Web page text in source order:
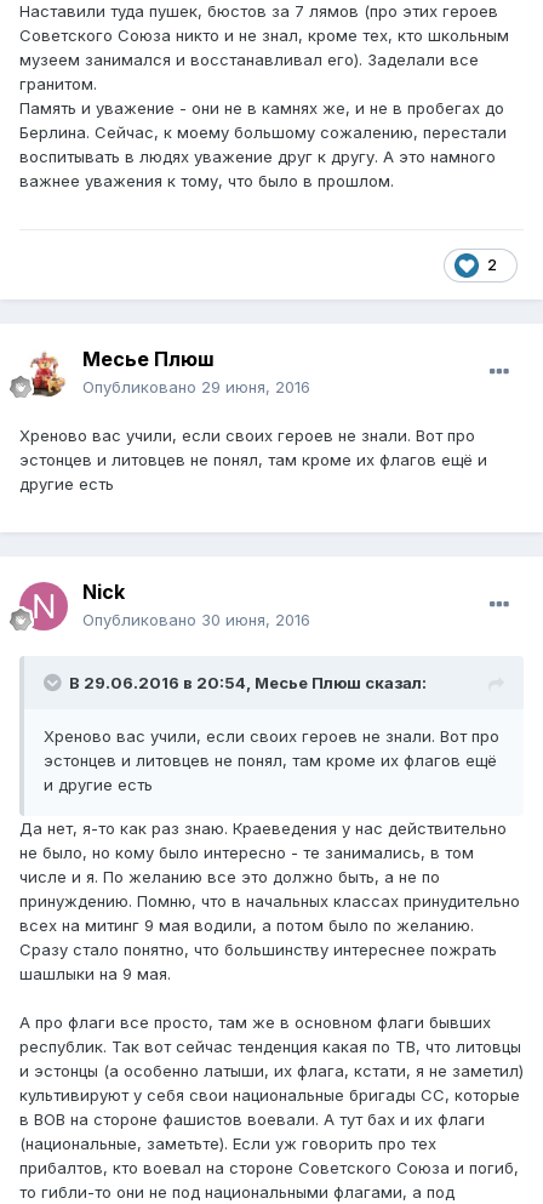
Наставили туда пушек, бюстов за 7 лямов (про этих героев
Советского Союза никто и не знал, кроме тех, кто школьным
музеем занимался и восстанавливал его). Заделали все
гранитом.
Память и уважение - они не в камнях же, и не в пробегах до
Берлина. Сейчас, к моему большому сожалению, перестали
воспитывать в людях уважение друг к другу. А это намного
важнее уважения к тому, что было в прошлом.
2
Месье Плюш
Опубликовано 29 июня, 2016
Хреново вас учили, если своих героев не знали. Вот про
эстонцев и литовцев не понял, там кроме их флагов ещё и
другие есть
Nick
Опубликовано 30 июня, 2016
В 29.06.2016 в 20:54, Месье Плюш сказал:
Хреново вас учили, если своих героев не знали. Вот про
эстонцев и литовцев не понял, там кроме их флагов ещё
и другие есть
Да нет, я-то как раз знаю. Краеведения у нас действительно
не было, но кому было интересно - те занимались, в том
числе и я. По желанию все это должно быть, а не по
принуждению. Помню, что в начальных классах принудительно
всех на митинг 9 мая водили, а потом было по желанию.
Сразу стало понятно, что большинству интереснее пожрать
шашлыки на 9 мая.
А про флаги все просто, там же в основном флаги бывших
республик. Так вот сейчас тенденция какая по ТВ, что литовцы
и эстонцы (а особенно латыши, их флага, кстати, я не заметил)
культивируют у себя свои национальные бригады СС, которые
в ВОВ на стороне фашистов воевали. А тут бах и их флаги
(национальные, заметьте). Если уж говорить про тех
прибалтов, кто воевал на стороне Советского Союза и погиб,
то гибли-то они не под национальными флагами, а под